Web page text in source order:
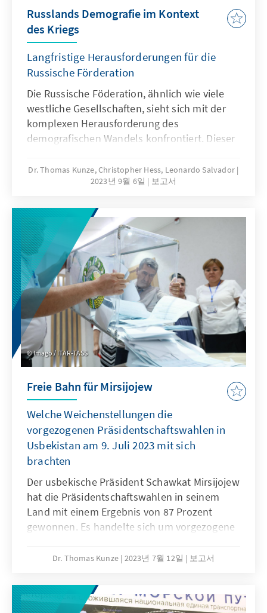
Russlands Demografie im Kontext
des Kriegs
Langfristige Herausforderungen für die
Russische Förderation
Die Russische Föderation, ähnlich wie viele
westliche Gesellschaften, sieht sich mit der
komplexen Herausforderung des
demografischen Wandels konfrontiert. Dieser
Implikationen, einschließlich potenzieller
wirtschaftlicher Einbußen durch den Verlust
alternden Bevölkerungsstruktur, die zu
steigenden Ausgaben in den Bereichen
Renten- und Gesundheitsversorgung führen
könnte, sowie einer potenziellen Verringerung
der Innovationsdynamik. Zusätzlich zu diesen
demografiepolitischen Herausforderungen
hat der Krieg Russlands gegen die Ukraine
eine weitere Dimension hinzugefügt. Der
Konflikt hat nicht nur zu zahlreichen
Kriegstoten geführt, sondern auch zur Flucht
von bis zu einer Million Menschen.
Dr. Thomas Kunze, Christopher Hess, Leonardo Salvador
2023년 9월 6일
보고서
Imago / ITAR-TASS
Freie Bahn für Mirsijojew
Welche Weichenstellungen die
vorgezogenen Präsidentschaftswahlen in
Usbekistan am 9. Juli 2023 mit sich
brachten
Der usbekische Präsident Schawkat Mirsijojew
hat die Präsidentschaftswahlen in seinem
Land mit einem Ergebnis von 87 Prozent
gewonnen. Es handelte sich um vorgezogene
Amtszeiten des Präsidenten „annulliert“
Jahr 2030 ein weiteres Mal als
Staatsoberhaupt kandidieren. Er ist in dem
Dr. Thomas Kunze 2023년 7월 12일 보고서